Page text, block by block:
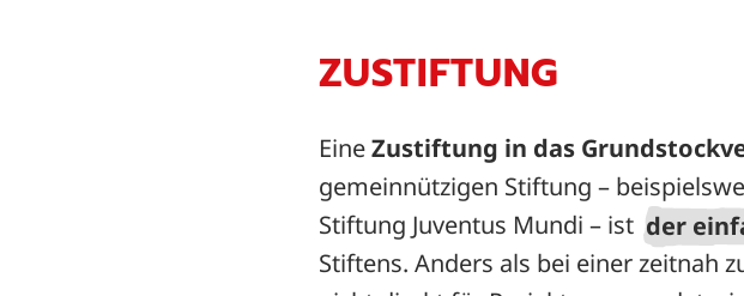
ZUSTIFTUNG
EineZustiftung in das
gemeinnützigen Stiftung –
Stiftung Juventus Mundi – ist der
Stiftens. Anders als bei einer zeitnah